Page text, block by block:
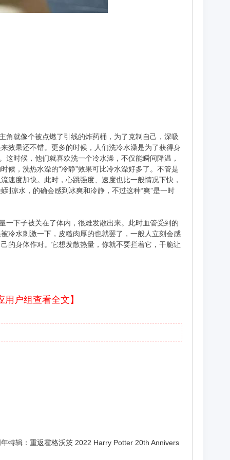
角就像个被点燃了引线的炸药桶，为了克制自己，深吸
效果还不错。更多的时候，人们洗冷水澡是为了获得身
时候，他们就喜欢洗一个冷水澡，不仅能瞬间降温，
候，洗热水澡的“冷静”效果可比冷水澡好多了。不管是
速度加快。此时，心跳强度、速度也比一般情况下快，
凉水，的确会感到冰爽和冷静，不过这种“爽”是一时
一下子被关在了体内，很难发散出来。此时血管受到的
冷水刺激一下，皮糙肉厚的也就罢了，一般人立刻会感
的身体作对。它想发散热量，你就不要拦着它，干脆让
用户组查看全文】
特辑：重返霍格沃茨 2022 Harry Potter 20th Annivers